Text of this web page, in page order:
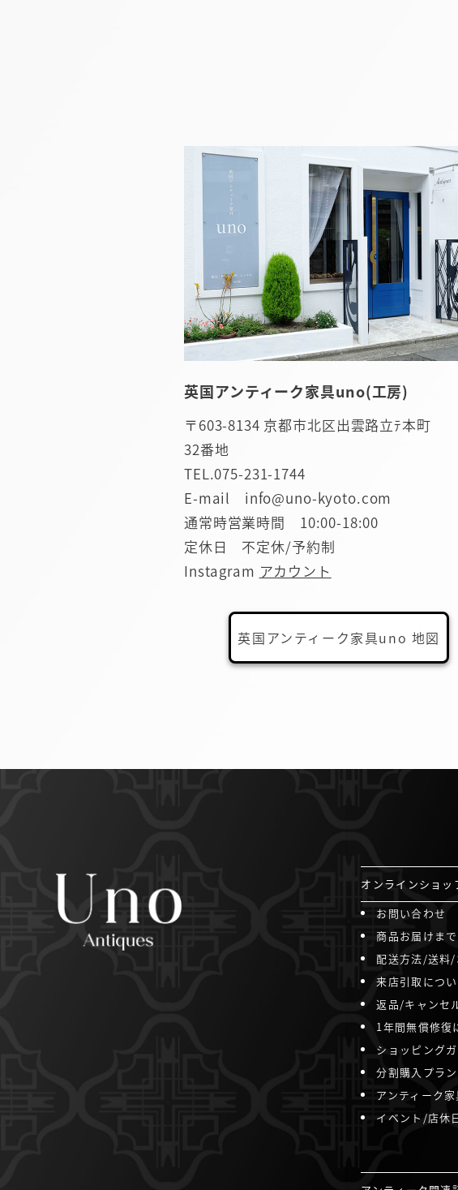
英国アンティーク家具uno(工房)
〒603-8134 京都市北区出雲路立ﾃ本町
32番地
TEL.075-231-1744
E-mail info@uno-kyoto.com
通常時営業時間 10:00-18:00
定休日 不定休/予約制
Instagram アカウント
英国アンティーク家具uno 地図
オンラインショッ
お問い合わせ
商品お届けま
配送方法/送料/
来店引取につ
返品/キャンセ
1年間無償修復
ショッピング
分割購入プラ
アンティーク
イベント/店休